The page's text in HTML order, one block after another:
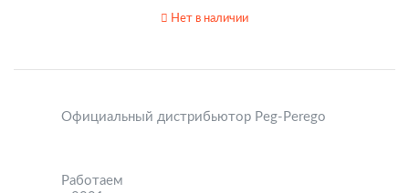
Нет в наличии
Официальный дистрибьютор Peg-Perego
Работаем